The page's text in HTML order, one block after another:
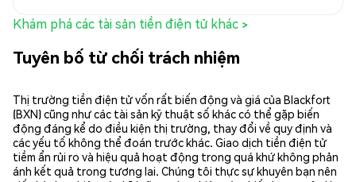
Khám phá các tài sản tiền điện tử khác >
Tuyên bố từ chối trách nhiệm
Thị trường tiền điện tử vốn rất biến động và giá của Blackfort
(BXN) cũng như các tài sản kỹ thuật số khác có thể gặp biến
động đáng kể do điều kiện thị trường, thay đổi về quy định và
các yếu tố không thể đoán trước khác. Giao dịch tiền điện tử
tiềm ẩn rủi ro và hiệu quả hoạt động trong quá khứ không phản
ánh kết quả trong tương lai. Chúng tôi thực sự khuyên bạn nên